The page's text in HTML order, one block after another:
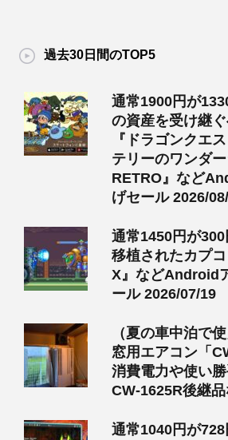
過去30日間のTOP5
通常1900円が
の資産を受け継
『ドラゴンクエ
テリーのワンダ
RETRO』など
げセール 2026/
通常1450円が
移植されたカプ
X』などAndroid
ール 2026/07/19
（夏の車中泊で
窓用エアコン「
消費電力や使い勝
CW-1625R後継品
通常1040円が